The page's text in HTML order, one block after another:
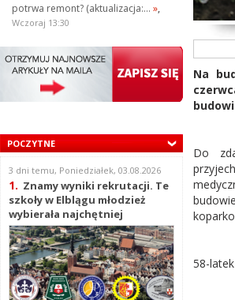
potrwa remont? (aktualizacja:... »,
Wczoraj 13:30
POCZYTNE
3 dni temu, Poniedziałek, 03.08.2026
1. Znamy wyniki rekrutacji. Te
szkoły w Elblągu młodzież
wybierała najchętniej
Na
Do
58-